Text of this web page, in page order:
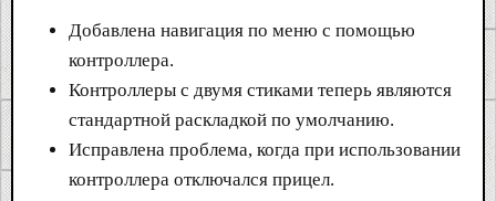
Добавлена навигация по меню с помощью
контроллера.
Контроллеры с двумя стиками теперь являются
стандартной раскладкой по умолчанию.
Исправлена проблема, когда при использовании
контроллера отключался прицел.